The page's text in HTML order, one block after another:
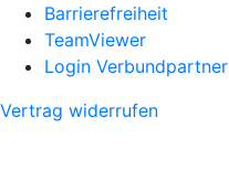
Barrierefreiheit
TeamViewer
Login Verbundpartner
Vertrag widerrufen